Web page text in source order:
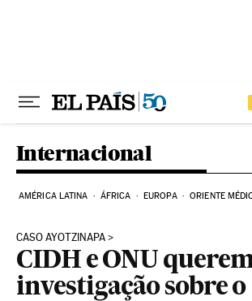
Internacional
AMÉRICA LATINA ÁFRICA EUROPA ORIENTE
CASO AYOTZINAPA
CIDH e ONU
investigação sobre o